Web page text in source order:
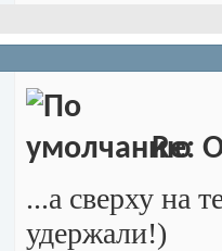
Re:
...а сверху на
удержали!)